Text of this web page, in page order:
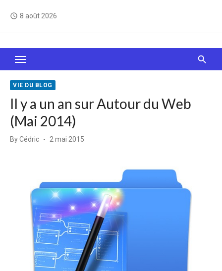
access_time 8 août 2026
Le Web, c'est comme une boîte de chocolats… On
sait jamais sur quoi on va tomber !
VIE DU BLOG
Il y a un an sur Autour du Web
(Mai 2014)
ByCédric
Posted
2 mai 2015